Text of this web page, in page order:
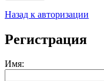
Назад к авторизации
Регистрация
Имя: